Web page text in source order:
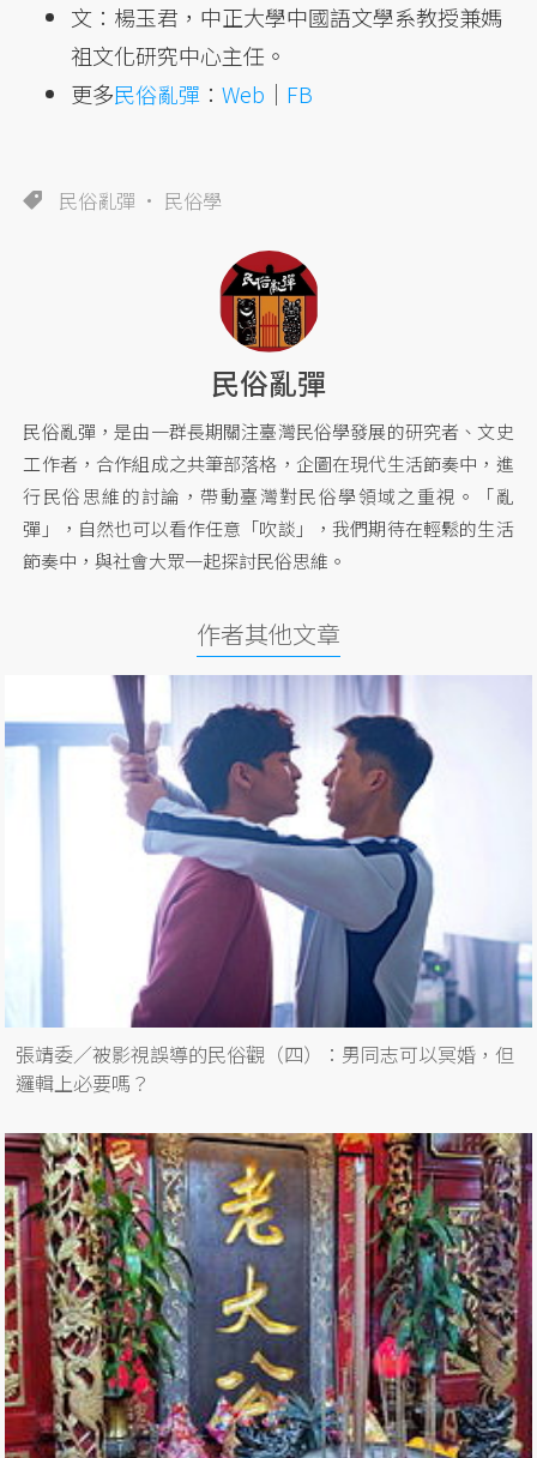
文：楊玉君，中正大學中國語文學系教授兼媽
祖文化研究中心主任。
更多民俗亂彈 ：Web ｜ FB
民俗亂彈 民俗學
民俗亂彈
民俗亂彈，是由一群長期關注臺灣民俗學發展的研究者、文史
工作者，合作組成之共筆部落格，企圖在現代生活節奏中，進
行民俗思維的討論，帶動臺灣對民俗學領域之重視。「亂
彈」，自然也可以看作任意「吹談」，我們期待在輕鬆的生活
節奏中，與社會大眾一起探討民俗思維。
作者其他文章
張靖委／被影視誤導的民俗觀（四）：男同志可以冥婚，但
邏輯上必要嗎？